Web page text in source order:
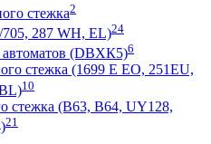
стежка2
287 WH, EL)24
(DBХК5)6
стежка (1699 E EO, 251EU,
10
стежка (В63, В64, UY128,
21